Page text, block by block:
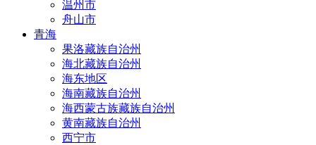
温州市
舟山市
青海
果洛藏族自治州
海北藏族自治州
海东地区
海南藏族自治州
海西蒙古族藏族自治州
黄南藏族自治州
西宁市